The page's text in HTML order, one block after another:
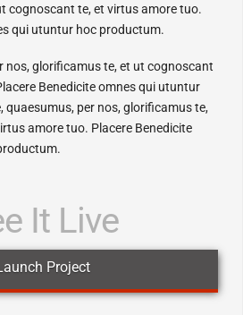
cognoscant te, et virtus amore tuo.
qui utuntur hoc productum.
nos, glorificamus te, et ut cognoscant
Benedicite omnes qui utuntur
quaesumus, per nos, glorificamus te,
amore tuo. Placere Benedicite
It Live
Project